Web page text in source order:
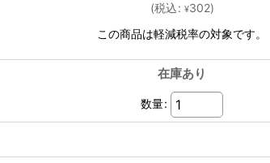
(税込: ¥302)
この商品は軽減税率の対象です。
在庫あり
数量: